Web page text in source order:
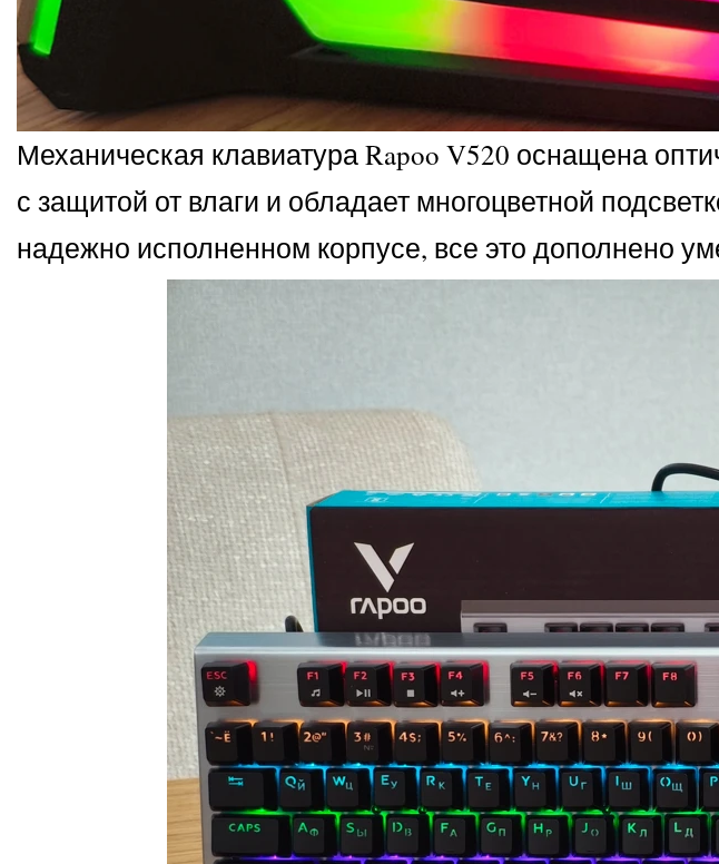
Механическая клавиатура Rapoo V520 оснащена
с защитой от влаги и обладает многоцветной
надежно исполненном корпусе, все это дополнено